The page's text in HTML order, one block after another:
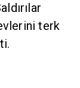
terk